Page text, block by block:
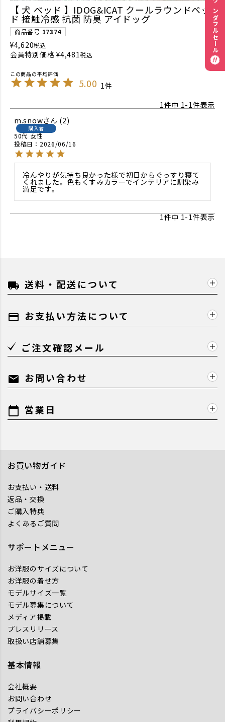
【 犬 ベッド 】IDOG&ICAT クールラウンドベッ
ド 接触冷感 抗菌 防臭 アイドッグ
商品番号 17374
¥4,620税込
会員特別価格 ¥4,481税込
5.00 1
1件中 1-1件表示
m.snow
2
購入者
50代 女性
投稿日
2026/06/16
冷んやりが気持ち良かった様で初日からぐっすり寝て
くれました。色もくすみカラーでインテリアに馴染み
満足です。
1件中 1-1件表示
local_shipping 送料・配送について
payment お支払い方法について
ご注文確認メール
mail お問い合わせ
calendar_today 営業日
お買い物ガイド
お支払い・送料
返品・交換
ご購入特典
よくあるご質問
サポートメニュー
お洋服のサイズについて
お洋服の着せ方
モデルサイズ一覧
モデル募集について
メディア掲載
プレスリリース
取扱い店舗募集
基本情報
会社概要
お問い合わせ
プライバシーポリシー
ワンダフルセール